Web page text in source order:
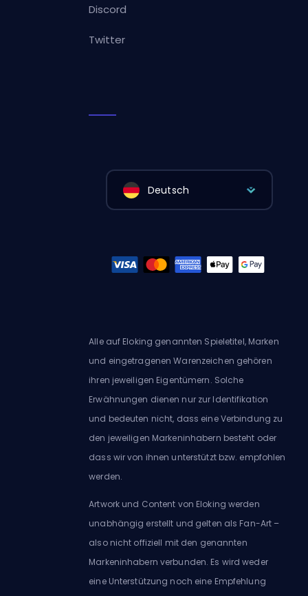
Discord
Twitter
Deutsch
Alle auf Eloking genannten Spieletitel, Marken
und eingetragenen Warenzeichen gehören
ihren jeweiligen Eigentümern. Solche
Erwähnungen dienen nur zur Identifikation
und bedeuten nicht, dass eine Verbindung zu
den jeweiligen Markeninhabern besteht oder
dass wir von ihnen unterstützt bzw. empfohlen
werden.
Artwork und Content von Eloking werden
unabhängig erstellt und gelten als Fan-Art –
also nicht offiziell mit den genannten
Markeninhabern verbunden. Es wird weder
eine Unterstützung noch eine Empfehlung